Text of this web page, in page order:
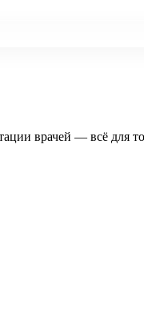
врачей — всё для